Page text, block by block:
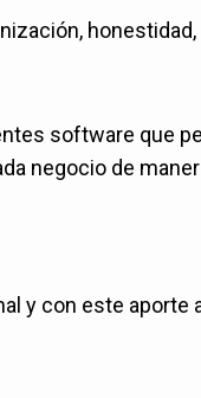
software que
negocio de
y con este aporte